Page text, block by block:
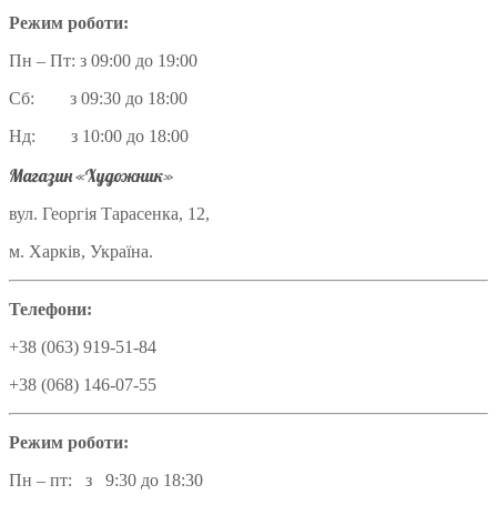
Режим роботи:
Пн – Пт: з 09:00 до 19:00
Сб: з 09:30 до 18:00
Нд: з 10:00 до 18:00
Магазин «Художник»
вул. Георгія Тарасенка, 12,
м. Харків, Україна.
Телефони:
+38 (063) 919-51-84
+38 (068) 146-07-55
Режим роботи:
Пн – пт: з 9:30 до 18:30